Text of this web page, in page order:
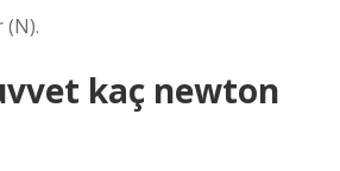
(N).
kaç newton